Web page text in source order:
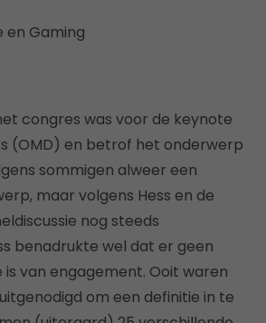
en Gaming
congres was voor de keynote
(OMD) en betrof het onderwerp
sommigen alweer een
maar volgens Hess en de
nog steeds
benadrukte wel dat er geen
is van engagement. Ooit waren
om een definitie in te